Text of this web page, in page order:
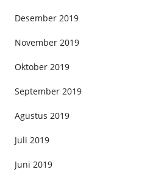
Desember 2019
November 2019
Oktober 2019
September 2019
Agustus 2019
Juli 2019
Juni 2019